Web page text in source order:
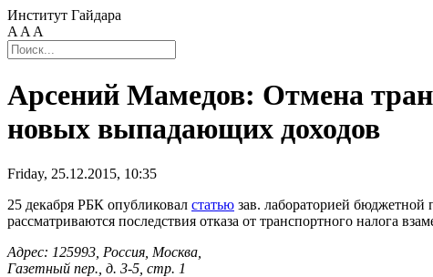
Институт Гайдара
A A A
Арсений Мамедов: Отмена
новых выпадающих доходов
Friday, 25.12.2015, 10:35
25 декабря РБК опубликовал статью зав. лабораторией
рассматриваются последствия отказа от транспортного налога
Адрес: 125993, Россия, Москва,
Газетный пер., д. 3-5, стр. 1